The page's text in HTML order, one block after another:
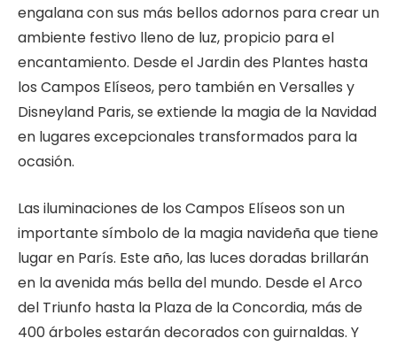
engalana con sus más bellos adornos para crear un
ambiente festivo lleno de luz, propicio para el
encantamiento. Desde el Jardin des Plantes hasta
los Campos Elíseos, pero también en Versalles y
Disneyland Paris, se extiende la magia de la Navidad
en lugares excepcionales transformados para la
ocasión.
Las iluminaciones de los Campos Elíseos son un
importante símbolo de la magia navideña que tiene
lugar en París. Este año, las luces doradas brillarán
en la avenida más bella del mundo. Desde el Arco
del Triunfo hasta la Plaza de la Concordia, más de
400 árboles estarán decorados con guirnaldas. Y